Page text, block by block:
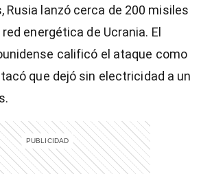
Rusia lanzó cerca de 200 misiles
energética de Ucrania. El
calificó el ataque como
que dejó sin electricidad a un